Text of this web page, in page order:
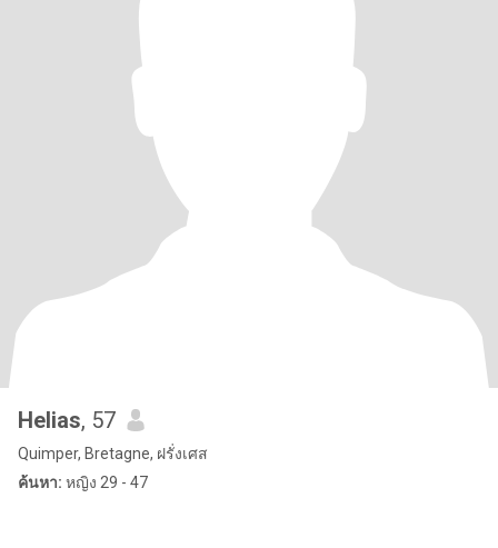
Helias, 57
Quimper, Bretagne, ฝรั่งเศส
ค้นหา: หญิง 29 - 47